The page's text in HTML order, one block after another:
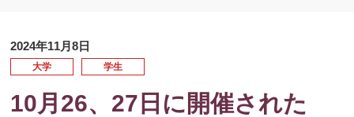
2024年11月8日
大学 学生
10月26、27日に開催された